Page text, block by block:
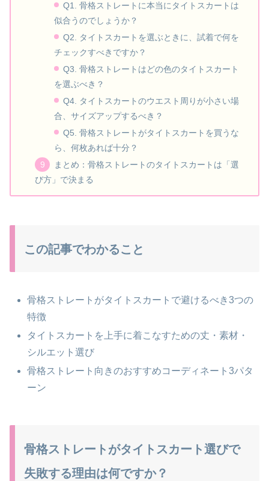
Q1. 骨格ストレートに本当にタイトスカートは
似合うのでしょうか？
Q2. タイトスカートを選ぶときに、試着で何を
チェックすべきですか？
Q3. 骨格ストレートはどの色のタイトスカート
を選ぶべき？
Q4. タイトスカートのウエスト周りが小さい場
合、サイズアップするべき？
Q5. 骨格ストレートがタイトスカートを買うな
ら、何枚あれば十分？
まとめ：骨格ストレートのタイトスカートは「選
び方」で決まる
この記事でわかること
骨格ストレートがタイトスカートで避けるべき3つの
特徴
タイトスカートを上手に着こなすための丈・素材・
シルエット選び
骨格ストレート向きのおすすめコーディネート3パタ
ーン
骨格ストレートがタイトスカート選びで
失敗する理由は何ですか？